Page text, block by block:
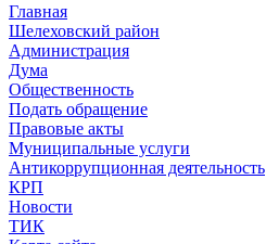
Главная
Шелеховский район
Администрация
Дума
Общественность
Подать обращение
Правовые акты
Муниципальные услуги
Антикоррупционная деятельность
КРП
Новости
ТИК